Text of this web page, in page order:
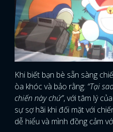
Khi biết bạn bè sẵn sàng
òa khóc và bảo rằng: “Tại
chiến này chứ”, với tâm lý
sự sợ hãi khi đối mặt với
dễ hiểu và mình đồng cảm